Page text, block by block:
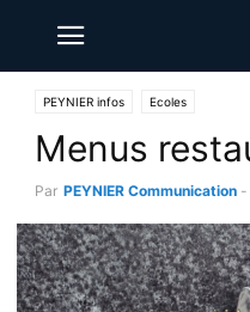
PEYNIER infos Ecoles
Menus
Par PEYNIER Communication -